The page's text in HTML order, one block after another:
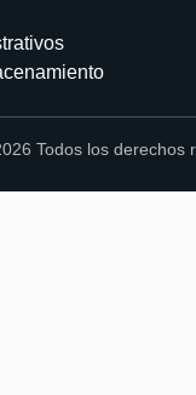
Todos los derechos